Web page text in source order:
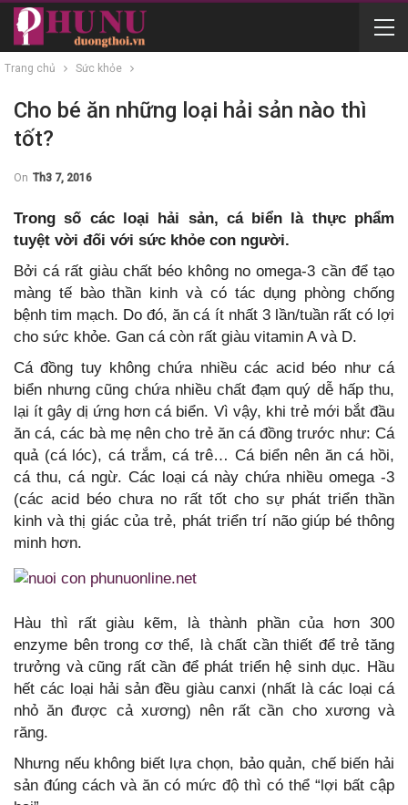
Trang chủ Sức khỏe
Cho bé ăn những loại hải sản nào thì
tốt?
On Th3 7, 2016
Trong số các loại hải sản, cá biển là thực phẩm
tuyệt vời đối với sức khỏe con người.
Bởi cá rất giàu chất béo không no omega-3 cần để tạo
màng tế bào thần kinh và có tác dụng phòng chống
bệnh tim mạch. Do đó, ăn cá ít nhất 3 lần/tuần rất có lợi
cho sức khỏe. Gan cá còn rất giàu vitamin A và D.
Cá đồng tuy không chứa nhiều các acid béo như cá
biển nhưng cũng chứa nhiều chất đạm quý dễ hấp thu,
lại ít gây dị ứng hơn cá biển. Vì vậy, khi trẻ mới bắt đầu
ăn cá, các bà mẹ nên cho trẻ ăn cá đồng trước như: Cá
quả (cá lóc), cá trắm, cá trê… Cá biển nên ăn cá hồi,
cá thu, cá ngừ. Các loại cá này chứa nhiều omega -3
(các acid béo chưa no rất tốt cho sự phát triển thần
kinh và thị giác của trẻ, phát triển trí não giúp bé thông
minh hơn.
Hàu thì rất giàu kẽm, là thành phần của hơn 300
enzyme bên trong cơ thể, là chất cần thiết để trẻ tăng
trưởng và cũng rất cần để phát triển hệ sinh dục. Hầu
hết các loại hải sản đều giàu canxi (nhất là các loại cá
nhỏ ăn được cả xương) nên rất cần cho xương và
răng.
Nhưng nếu không biết lựa chọn, bảo quản, chế biến hải
sản đúng cách và ăn có mức độ thì có thể “lợi bất cập